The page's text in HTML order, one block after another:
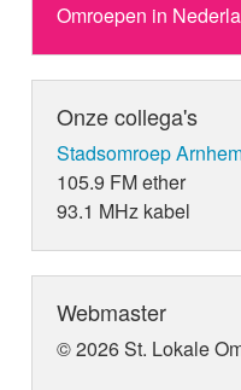
Omroepen in
Onze collega's
Stadsomroep
105.9 FM ether
93.1 MHz kabel
Webmaster
© 2026 St. Lokale